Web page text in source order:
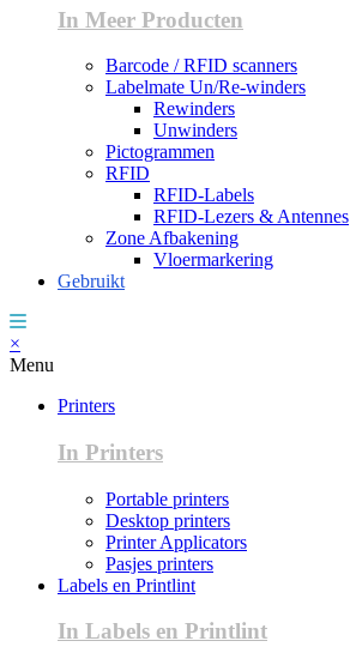
In Meer Producten
Barcode / RFID scanners
Labelmate Un/Re-winders
Rewinders
Unwinders
Pictogrammen
RFID
RFID-Labels
RFID-Lezers & Antennes
Zone Afbakening
Vloermarkering
Gebruikt
×
Menu
Printers
In Printers
Portable printers
Desktop printers
Printer Applicators
Pasjes printers
Labels en Printlint
In Labels en Printlint